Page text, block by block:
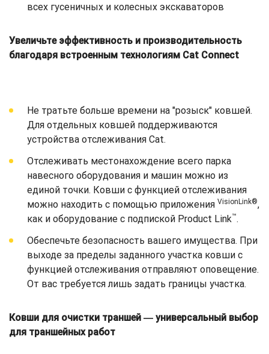
всех гусеничных и колесных экскаваторов
Увеличьте эффективность и производительность
благодаря встроенным технологиям Cat Connect
Не тратьте больше времени на "розыск" ковшей.
Для отдельных ковшей поддерживаются
устройства отслеживания Cat.
Отслеживать местонахождение всего парка
навесного оборудования и машин можно из
единой точки. Ковши с функцией отслеживания
можно находить с помощью приложения VisionLink®,
как и оборудование с подпиской Product Link™.
Обеспечьте безопасность вашего имущества. При
выходе за пределы заданного участка ковши с
функцией отслеживания отправляют оповещение.
От вас требуется лишь задать границы участка.
Ковши для очистки траншей ― универсальный выбор
для траншейных работ